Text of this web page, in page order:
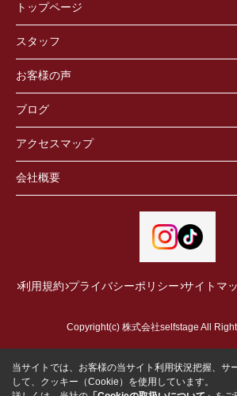
トップページ
スタッフ
お客様の声
ブログ
アクセスマップ
会社概要
利用規約 プライバシーポリシー サイトマ
Copyright(c) 株式会社selfstage All
当サイトでは、お客様の当サイト利用状況把握、サ
して、クッキー（Cookie）を使用しています。